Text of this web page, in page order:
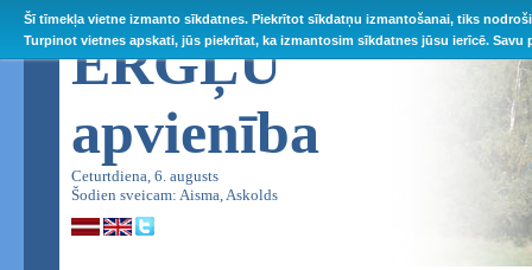
Šī tīmekļa vietne izmanto sīkdatnes. Piekrītot sīkdatņu izmantošanai, tiks
Turpinot vietnes apskati, jūs piekrītat, ka izmantosim sīkdatnes jūsu ierīcē.
ĒRGĻU
apvienība
Ceturtdiena, 6. augusts
Šodien sveicam: Aisma, Askolds